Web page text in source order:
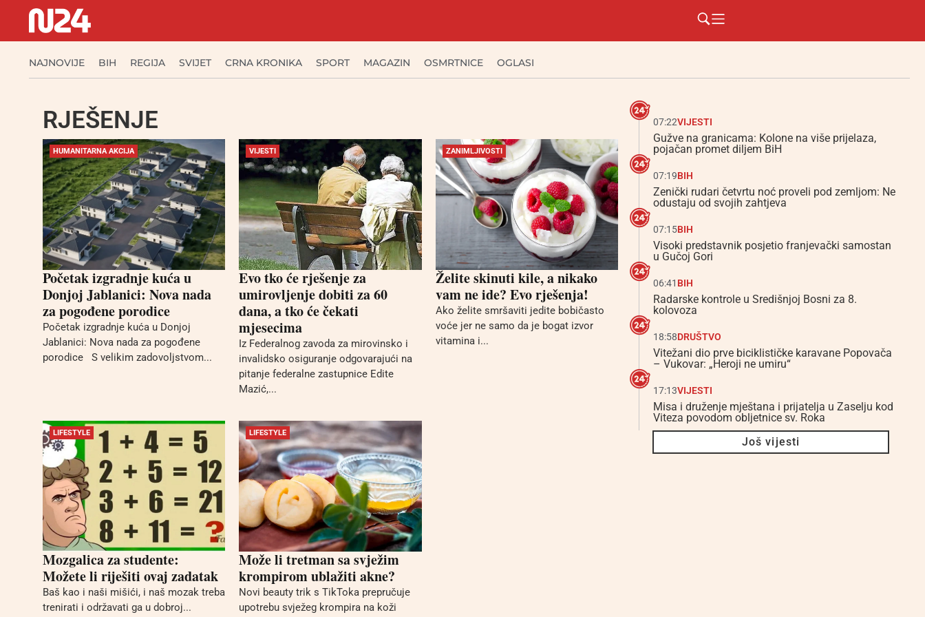
NAJNOVIJE BIH REGIJA SVIJET CRNA KRONIKA SPORT MAGAZIN OSMRTNICE OGLASI
RJEŠENJE
HUMANITARNA AKCIJA
Početak izgradnje kuća u
Donjoj Jablanici: Nova nada
za pogođene porodice
Početak izgradnje kuća u Donjoj
Jablanici: Nova nada za pogođene
porodice S velikim zadovoljstvom...
VIJESTI
Evo tko će rješenje za
umirovljenje dobiti za 60
dana, a tko će čekati
mjesecima
Iz Federalnog zavoda za mirovinsko i
invalidsko osiguranje odgovarajući na
pitanje federalne zastupnice Edite
Mazić,...
ZANIMLJIVOSTI
Želite skinuti kile, a nikako
vam ne ide? Evo rješenja!
Ako želite smršaviti jedite bobičasto
voće jer ne samo da je bogat izvor
vitamina i...
LIFESTYLE
Mozgalica za studente:
Možete li riješiti ovaj zadatak
Baš kao i naši mišići, i naš mozak treba
trenirati i održavati ga u dobroj...
LIFESTYLE
Može li tretman sa svježim
krompirom ublažiti akne?
Novi beauty trik s TikToka prepručuje
upotrebu svježeg krompira na koži
07:22VIJESTI
Gužve na granicama: Kolone na više prijelaza,
pojačan promet diljem BiH
07:19BIH
Zenički rudari četvrtu noć proveli pod zemljom: Ne
odustaju od svojih zahtjeva
07:15BIH
Visoki predstavnik posjetio franjevački samostan
u Gučoj Gori
06:41 BIH
Radarske kontrole u Središnjoj Bosni za 8.
kolovoza
18:58DRUŠTVO
Vitežani dio prve biciklističke karavane Popovača
– Vukovar: „Heroji ne umiru“
17:13VIJESTI
Misa i druženje mještana i prijatelja u Zaselju kod
Viteza povodom obljetnice sv. Roka
Još vijesti